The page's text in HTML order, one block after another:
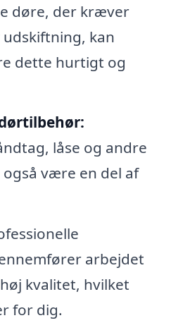
døre, der kræver
kan
dette hurtigt og
låse og andre
være en del af
arbejdet
kvalitet, hvilket
for dig.